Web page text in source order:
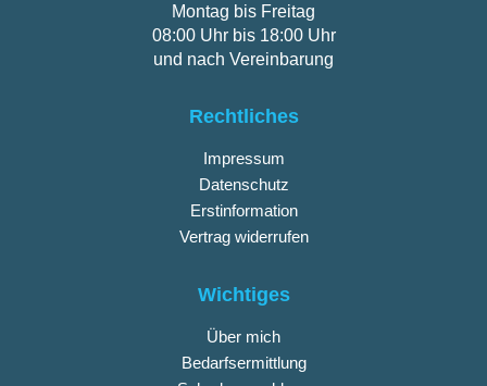
Montag bis Freitag
08:00 Uhr bis 18:00 Uhr
und nach Vereinbarung
Rechtliches
Impressum
Datenschutz
Erstinformation
Vertrag widerrufen
Wichtiges
Über mich
Bedarfsermittlung